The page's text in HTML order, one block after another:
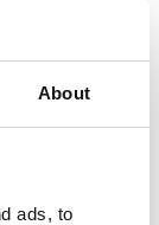
About
ads, to